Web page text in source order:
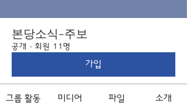
본당소식-주보
공개 · 회원 11명
가입
그룹 활동 미디어 파일 소개